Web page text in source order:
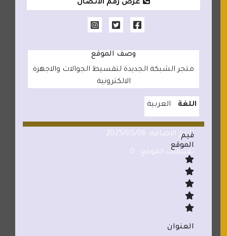
عرض رقم الاتصال
وصف الموقع
متجر الشبكة الجديدة لتقسيط الجوالات والاجهزة
الالكترونية
اللغة العربية
تاريخ الاضافة: 2025/05/06
تقييمات الموقع : 0
قيم
الموقع
العنوان